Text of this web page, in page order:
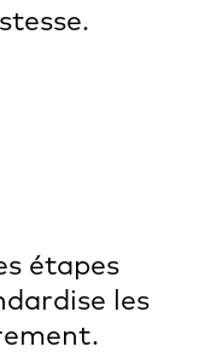
étapes
les